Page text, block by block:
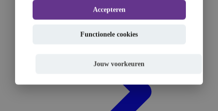
Accepteren
Functionele cookies
Jouw voorkeuren